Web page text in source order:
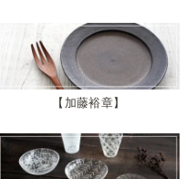
加藤裕章